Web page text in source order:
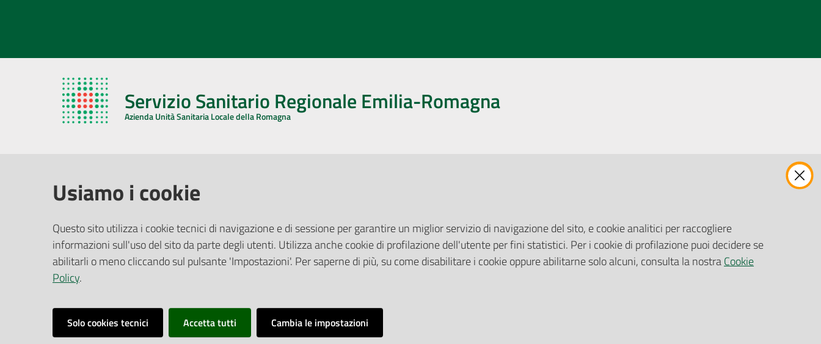
Servizio Sanitario Regionale Emilia-Romagna
Azienda Unità Sanitaria Locale della Romagna
Via De Gasperi, 8 - 48121 Ravenna (RA)
CF/P.IVA:02483810392
PEC:
azienda@pec.auslromagna.it
Ufficio Relazioni con il Pubblico
Riferimenti per la Stampa
Pubblicità legale
Albo Pretorio
Privacy Policy
Attuazione Misure PNRR
Gare e Appalti
Richiesta Patrocinio
Usiamo i cookie
Questo sito utilizza i cookie tecnici di navigazione e di sessione per garantire un miglior servizio di navigazione del sito, e cookie analitici per raccogliere
informazioni sull'uso del sito da parte degli utenti. Utilizza anche cookie di profilazione dell'utente per fini statistici. Per i cookie di profilazione puoi decidere se
abilitarli o meno cliccando sul pulsante 'Impostazioni'. Per saperne di più, su come disabilitare i cookie oppure abilitarne solo alcuni, consulta la nostraCookie
Policy.
Solo cookies tecnici Accetta tutti Cambia le impostazioni